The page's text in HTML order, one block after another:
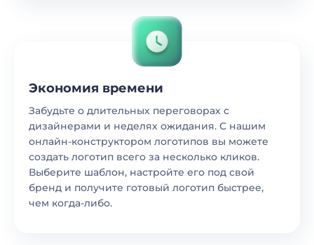
Экономия времени
Забудьте о длительных переговорах с
дизайнерами и неделях ожидания. С нашим
онлайн-конструктором логотипов вы можете
создать логотип всего за несколько кликов.
Выберите шаблон, настройте его под свой
бренд и получите готовый логотип быстрее,
чем когда-либо.